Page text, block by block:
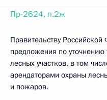
Пр-2624, п.2ж
Правительству
предложения по
лесных участков, в том
арендаторами охраны
и пожаров.